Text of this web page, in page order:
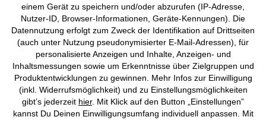
Preisangaben inkl. gesetzl. MwSt. und zzgl.Service- &
Versandkosten
AGB Datenschutz Cookie-Einstellungen Impressum
Vertrag widerrufen
©2026 bonprix.Alle Rechte vorbehalten.
einem Gerät zu speichern und/oder abzurufen (IP-Adresse,
Nutzer-ID, Browser-Informationen, Geräte-Kennungen). Die
Datennutzung erfolgt zum Zweck der Identifikation auf Drittseiten
(auch unter Nutzung pseudonymisierter E-Mail-Adressen), für
personalisierte Anzeigen und Inhalte, Anzeigen- und
Inhaltsmessungen sowie um Erkenntnisse über Zielgruppen und
Produktentwicklungen zu gewinnen. Mehr Infos zur Einwilligung
(inkl. Widerrufsmöglichkeit) und zu Einstellungsmöglichkeiten
gibt’s jederzeit hier. Mit Klick auf den Button „Einstellungen”
kannst Du Deinen Einwilligungsumfang individuell anpassen. Mit